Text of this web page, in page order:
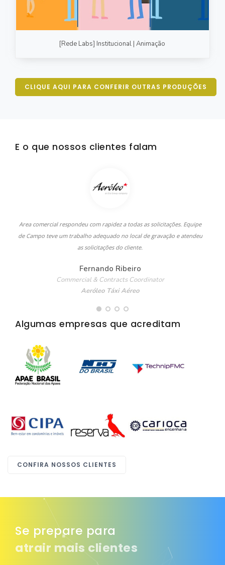
[Rede Labs] Institucional | Animação
CLIQUE AQUI PARA CONFERIR OUTRAS PRODUÇÕES
E o que nossos clientes falam
Area comercial respondeu com rapidez a todas as solicitações. Equipe
de Campo teve um trabalho adequado no local de gravação e atendeu
as solicitações do cliente.
Fernando Ribeiro
Commercial & Contracts Coordinator
Aeróleo Táxi Aéreo
Algumas empresas que acreditam
CONFIRA NOSSOS CLIENTES
Se prepare para
atrair mais clientes